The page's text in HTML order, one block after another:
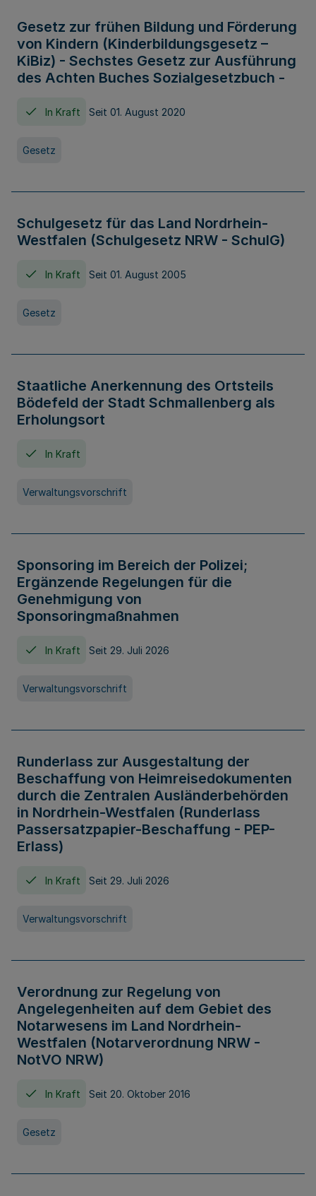
Gesetz zur frühen Bildung und Förderung
von Kindern (Kinderbildungsgesetz –
KiBiz) - Sechstes Gesetz zur Ausführung
des Achten Buches Sozialgesetzbuch -
In Kraft Seit 01. August 2020
Gesetz
Schulgesetz für das Land Nordrhein-
Westfalen (Schulgesetz NRW - SchulG)
In Kraft Seit 01. August 2005
Gesetz
Staatliche Anerkennung des Ortsteils
Bödefeld der Stadt Schmallenberg als
Erholungsort
In Kraft
Verwaltungsvorschrift
Sponsoring im Bereich der Polizei;
Ergänzende Regelungen für die
Genehmigung von
Sponsoringmaßnahmen
In Kraft Seit 29. Juli 2026
Verwaltungsvorschrift
Runderlass zur Ausgestaltung der
Beschaffung von Heimreisedokumenten
durch die Zentralen Ausländerbehörden
in Nordrhein-Westfalen (Runderlass
Passersatzpapier-Beschaffung - PEP-
Erlass)
In Kraft Seit 29. Juli 2026
Verwaltungsvorschrift
Verordnung zur Regelung von
Angelegenheiten auf dem Gebiet des
Notarwesens im Land Nordrhein-
Westfalen (Notarverordnung NRW -
NotVO NRW)
In Kraft Seit 20. Oktober 2016
Gesetz